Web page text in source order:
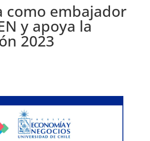
como embajador
y apoya la
2023